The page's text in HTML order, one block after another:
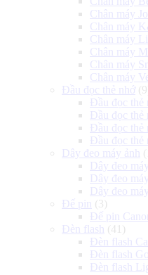
Chân máy
Chân máy
Chân máy
Chân máy
Chân máy
Chân máy
Đầu đọc thẻ nhớ
Đầu đọc thẻ
Đầu đọc thẻ
Đầu đọc thẻ
Đầu đọc thẻ
Dây đeo máy ảnh
Dây đeo
Dây đeo
Dây đeo
Đế pin
(3)
Đế pin Canon
Đèn flash
(41)
Đèn flash
Đèn flash
Đèn flash